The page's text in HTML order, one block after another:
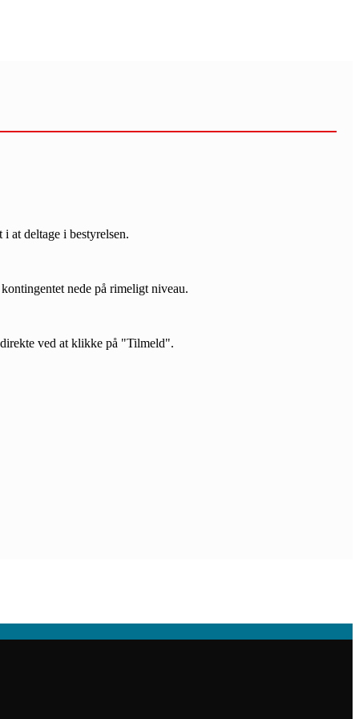
at deltage i bestyrelsen.
nede på rimeligt niveau.
ved at klikke på "Tilmeld".